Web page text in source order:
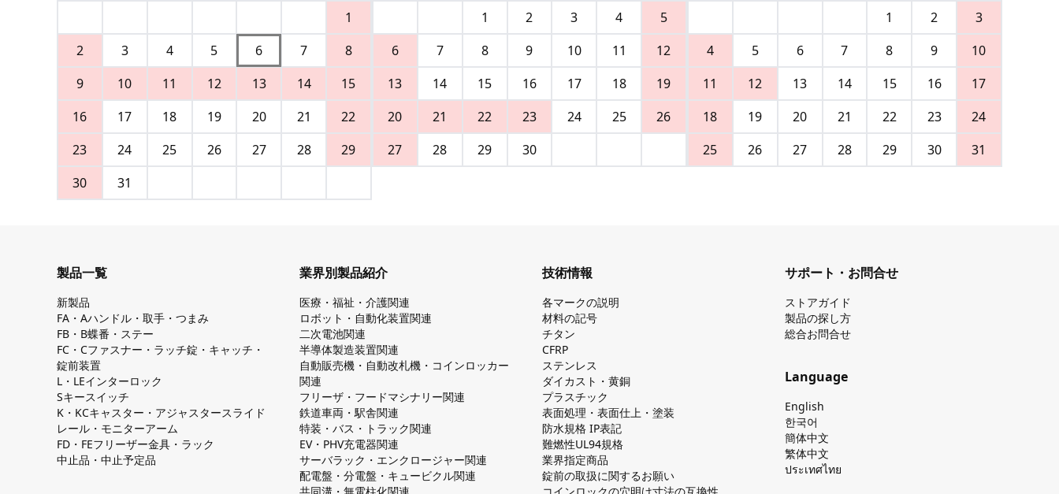
1
2
3 4 5 6 7
8
9
10 11 12 13 14
15
16
17 18 19 20 21
22
23
24 25 26 27 28
29
30
31
1
2 3 4
5
6
7 8 9 10 11
12
13
14 15 16 17 18
19
20
21 22 23 24 25
26
27
28 29 30
1
2
3
4
5 6 7 8 9
10
11
12 13 14 15 16
17
18
19 20 21 22 23
24
25
26 27 28 29 30 31
製品一覧
新製品
FA・Aハンドル・取手・つまみ
FB・B蝶番・ステー
FC・Cファスナー・ラッチ錠・キャッチ・
錠前装置
L・LEインターロック
Sキースイッチ
K・KCキャスター・アジャスタースライド
レール・モニターアーム
FD・FEフリーザー金具・ラック
中止品・中止予定品
業界別製品紹介
医療・福祉・介護関連
ロボット・自動化装置関連
二次電池関連
半導体製造装置関連
自動販売機・自動改札機・コインロッカー
関連
フリーザ・フードマシナリー関連
鉄道車両・駅舎関連
特装・バス・トラック関連
EV・PHV充電器関連
サーバラック・エンクロージャー関連
配電盤・分電盤・キュービクル関連
技術情報
各マークの説明
材料の記号
チタン
CFRP
ステンレス
ダイカスト・⻩銅
プラスチック
表面処理・表面仕上・塗装
防⽔規格 IP表記
難燃性UL94規格
業界指定商品
錠前の取扱に関するお願い
サポート・お問合せ
ストアガイド
製品の探し⽅
総合お問合せ
Language
English
한국어
簡体中文
繁体中文
ประเทศไทย